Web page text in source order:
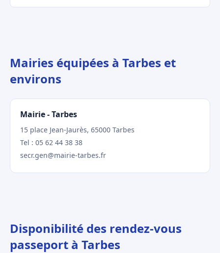
Mairies équipées à Tarbes et
environs
Mairie - Tarbes
15 place Jean-Jaurès, 65000 Tarbes
Tel : 05 62 44 38 38
secr.gen@mairie-tarbes.fr
Disponibilité des rendez-vous
passeport à Tarbes